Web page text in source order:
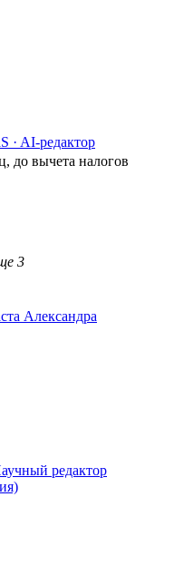
· AI-редактор
до вычета налогов
3
Александра
редактор